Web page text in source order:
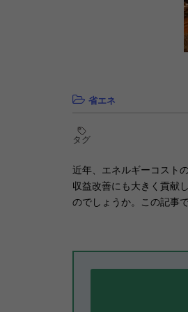
省エネ
タグ
近年、エネルギーコスト
収益改善にも大きく貢献
のでしょうか。この記事